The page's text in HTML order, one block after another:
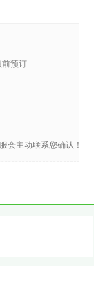
前预订
会主动联系您确认！